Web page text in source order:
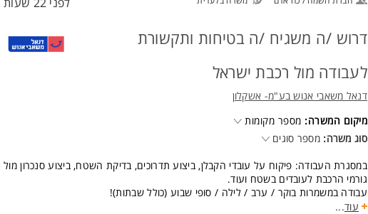
דרוש /ה משגיח /ה בטיחות ותקשורת
לעבודה מול רכבת ישראל
דנאל משאבי אנוש בע"מ- אשקלון
מיקום המשרה: מספר מקומות
סוג משרה: מספר סוגים
במסגרת העבודה: פיקוח על עובדי הקבלן, ביצוע תדרוכים, בדיקת השטח, ביצוע סנכרון מול
גורמי הרכבת לעובדים בשטח ועוד.
עבודה במשמרות בוקר / ערב / לילה / סופי שבוע (כולל שבתות)!
שכר מתגמל במיוחד+ הכשרה על חשבוננו + אש"ל ועוד תגמולים שווים!
עוד...